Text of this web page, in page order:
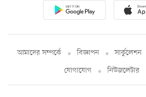
আমাদের সম্পর্কে বিজ্ঞাপন সার্কুলেশন
যোগাযোগ
নিউজলেটার